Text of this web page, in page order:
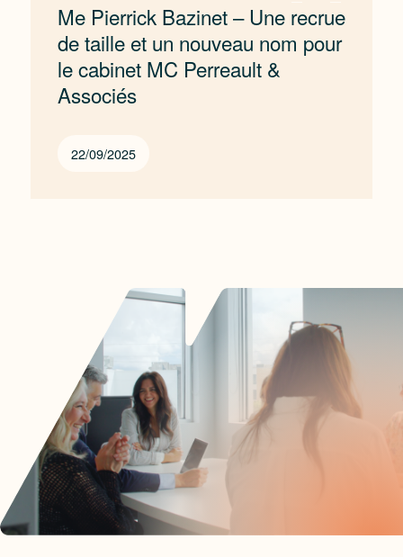
Me Pierrick Bazinet – Une recrue
de taille et un nouveau nom pour
le cabinet MC Perreault &
Associés
22/09/2025